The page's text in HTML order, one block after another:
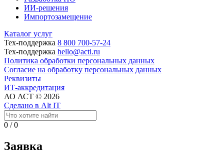
ИИ-решения
Импортозамещение
Каталог услуг
Тех-поддержка 8 800 700-57-24
Тех-поддержка hello@acti.ru
Политика обработки персональных данных
Согласие на обработку персональных данных
Реквизиты
ИТ-аккредитация
АО АСТ © 2026
Сделано в Alt IT
0 /0
Заявка